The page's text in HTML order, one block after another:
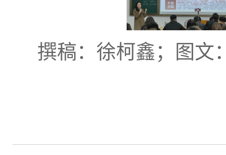
撰稿：徐柯鑫；图文